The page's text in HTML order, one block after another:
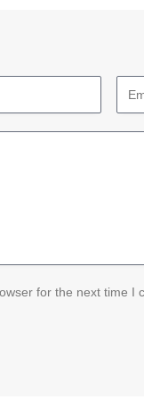
for the next time I